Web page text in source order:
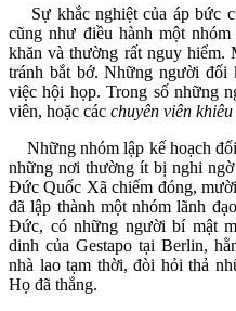
Sự khắc nghiệt của áp bức
cũng như điều hành một
khăn và thường rất nguy hiểm.
tránh bắt bớ. Những người đối
việc hội họp. Trong số những
viên, hoặc các chuyên viên
Những nhóm lập kế hoạch
những nơi thường ít bị nghi
Đức Quốc Xã chiếm đóng,
đã lập thành một nhóm lãnh
Đức, có những người bí mật
dinh của Gestapo tại Berlin,
nhà lao tạm thời, đòi hỏi thả
Họ đã thắng.